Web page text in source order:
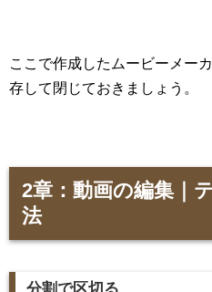
ここで作成したムービーメー
存して閉じておきましょう。
2章：動画の編集｜
法